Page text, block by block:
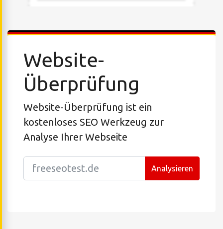
Website-
Überprüfung
Website-Überprüfung ist ein
kostenloses SEO Werkzeug zur
Analyse Ihrer Webseite
Analysieren